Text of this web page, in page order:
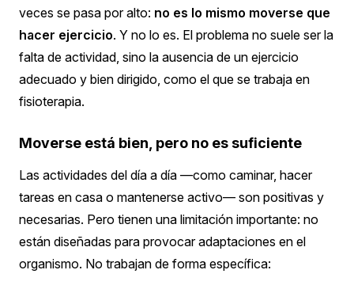
veces se pasa por alto: no es lo mismo moverse que
hacer ejercicio. Y no lo es. El problema no suele ser la
falta de actividad, sino la ausencia de un ejercicio
adecuado y bien dirigido, como el que se trabaja en
fisioterapia.
Moverse está bien, pero no es suficiente
Las actividades del día a día —como caminar, hacer
tareas en casa o mantenerse activo— son positivas y
necesarias. Pero tienen una limitación importante: no
están diseñadas para provocar adaptaciones en el
organismo. No trabajan de forma específica: